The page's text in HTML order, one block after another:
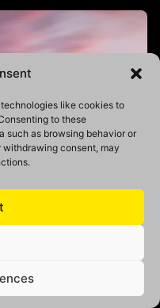
like cookies to
to these
such as browsing behavior or
withdrawing consent, may